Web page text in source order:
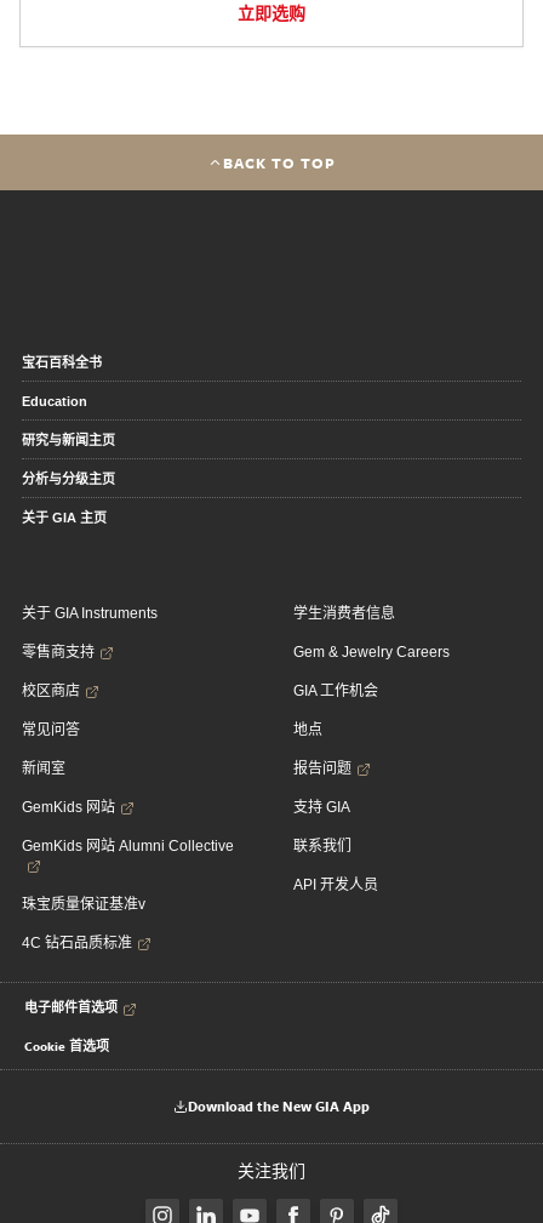
立即选购
BACK TO TOP
宝石百科全书
Education
研究与新闻主页
分析与分级主页
关于 GIA 主页
关于 GIA Instruments
零售商支持
校区商店
常见问答
新闻室
GemKids 网站
GemKids 网站 Alumni Collective
珠宝质量保证基准v
4C 钻石品质标准
学生消费者信息
Gem & Jewelry Careers
GIA 工作机会
地点
报告问题
支持 GIA
联系我们
API 开发人员
电子邮件首选项
Cookie 首选项
Download the New GIA App
关注我们